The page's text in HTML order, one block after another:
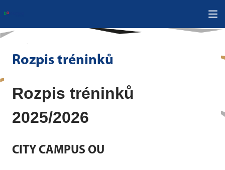
Rozpis tréninků
Rozpis tréninků
2025/2026
CITY CAMPUS OU